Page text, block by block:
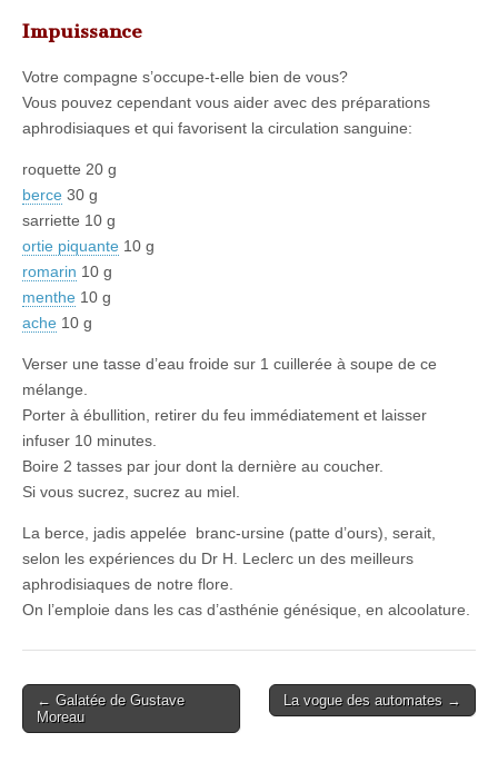
Impuissance
Votre compagne s’occupe-t-elle bien de vous?
Vous pouvez cependant vous aider avec des préparations
aphrodisiaques et qui favorisent la circulation sanguine:
roquette 20 g
berce 30 g
sarriette 10 g
ortie piquante 10 g
romarin 10 g
menthe 10 g
ache 10 g
Verser une tasse d’eau froide sur 1 cuillerée à soupe de ce
mélange.
Porter à ébullition, retirer du feu immédiatement et laisser
infuser 10 minutes.
Boire 2 tasses par jour dont la dernière au coucher.
Si vous sucrez, sucrez au miel.
La berce, jadis appelée branc-ursine (patte d’ours), serait,
selon les expériences du Dr H. Leclerc un des meilleurs
aphrodisiaques de notre flore.
On l’emploie dans les cas d’asthénie génésique, en alcoolature.
Post
navigation
← Galatée de Gustave
Moreau
La vogue des automates →